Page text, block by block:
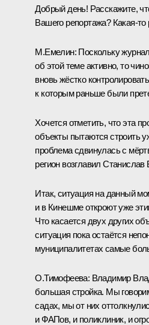
Добрый день! Расскажите,
Вашего репортажа?
М.Емелин: Поскольку
об этой теме активно, то
вновь жёстко
к которым раньше были
Хочется отметить, что эта
объекты пытаются строить
проблема сдвинулась с
регион возглавил Станислав
Итак, ситуация на данный
и в Кинешме откроют уже
Что касается двух других
ситуация пока остаётся
муниципалитетах самые
О.Тимофеева: Владимир
большая стройка. Мы
садах, мы от них
и ФАПов, и поликлиник, и